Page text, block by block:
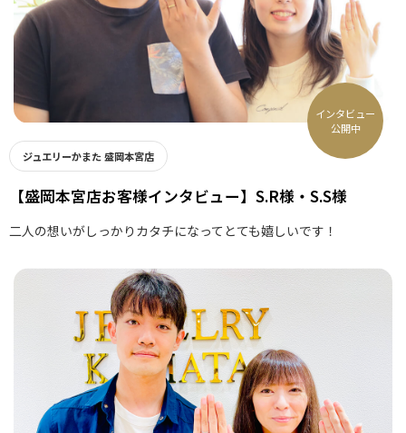
ジュエリーかまた 盛岡本宮店
インタビュー
公開中
【盛岡本宮店お客様インタビュー】S.R様・S.S様
二人の想いがしっかりカタチになってとても嬉しいです！